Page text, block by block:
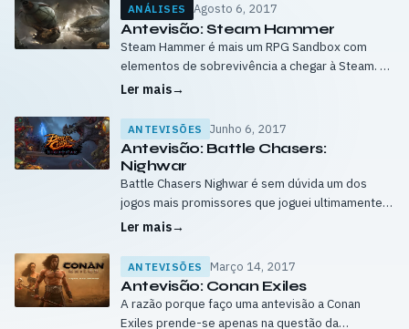
ANÁLISES Agosto 6, 2017
Antevisão: Steam Hammer
Steam Hammer é mais um RPG Sandbox com
elementos de sobrevivência a chegar à Steam. Tal
como TODOS os antecessores do género,
Ler mais→
ANTEVISÕES Junho 6, 2017
Antevisão: Battle Chasers:
Nighwar
Battle Chasers Nighwar é sem dúvida um dos
jogos mais promissores que joguei ultimamente.
Graças a uma arte fantástica e um combate
Ler mais→
ANTEVISÕES Março 14, 2017
Antevisão: Conan Exiles
A razão porque faço uma antevisão a Conan
Exiles prende-se apenas na questão da